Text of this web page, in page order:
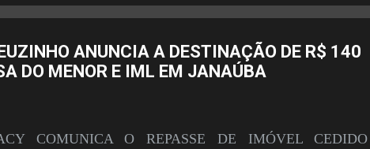
ANUNCIA A DESTINAÇÃO DE R$ 140
DO MENOR E IML EM JANAÚBA
COMUNICA O REPASSE DE IMÓVEL